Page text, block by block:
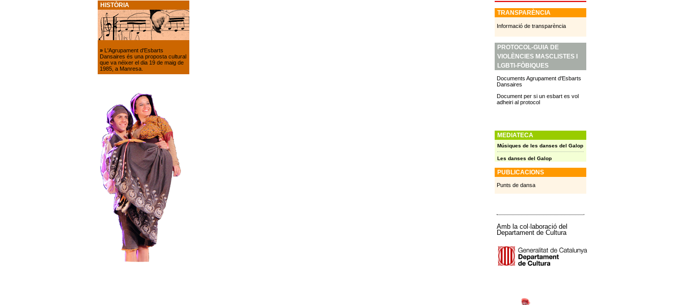
HISTÒRIA
» L'Agrupament d'Esbarts
Dansaires és una proposta cultural
que va néixer el dia 19 de maig de
1985, a Manresa.
TRANSPARÈNCIA
Informació de transparència
PROTOCOL-GUIA DE
VIOLÈNCIES MASCLISTES I
LGBTI-FÒBIQUES
Documents Agrupament d'Esbarts
Dansaires
Document per si un esbart es vol
adheiri al protocol
MEDIATECA
Músiques de les danses del Galop
Les danses del Galop
PUBLICACIONS
Punts de dansa
Amb la col·laboració del
Departament de Cultura